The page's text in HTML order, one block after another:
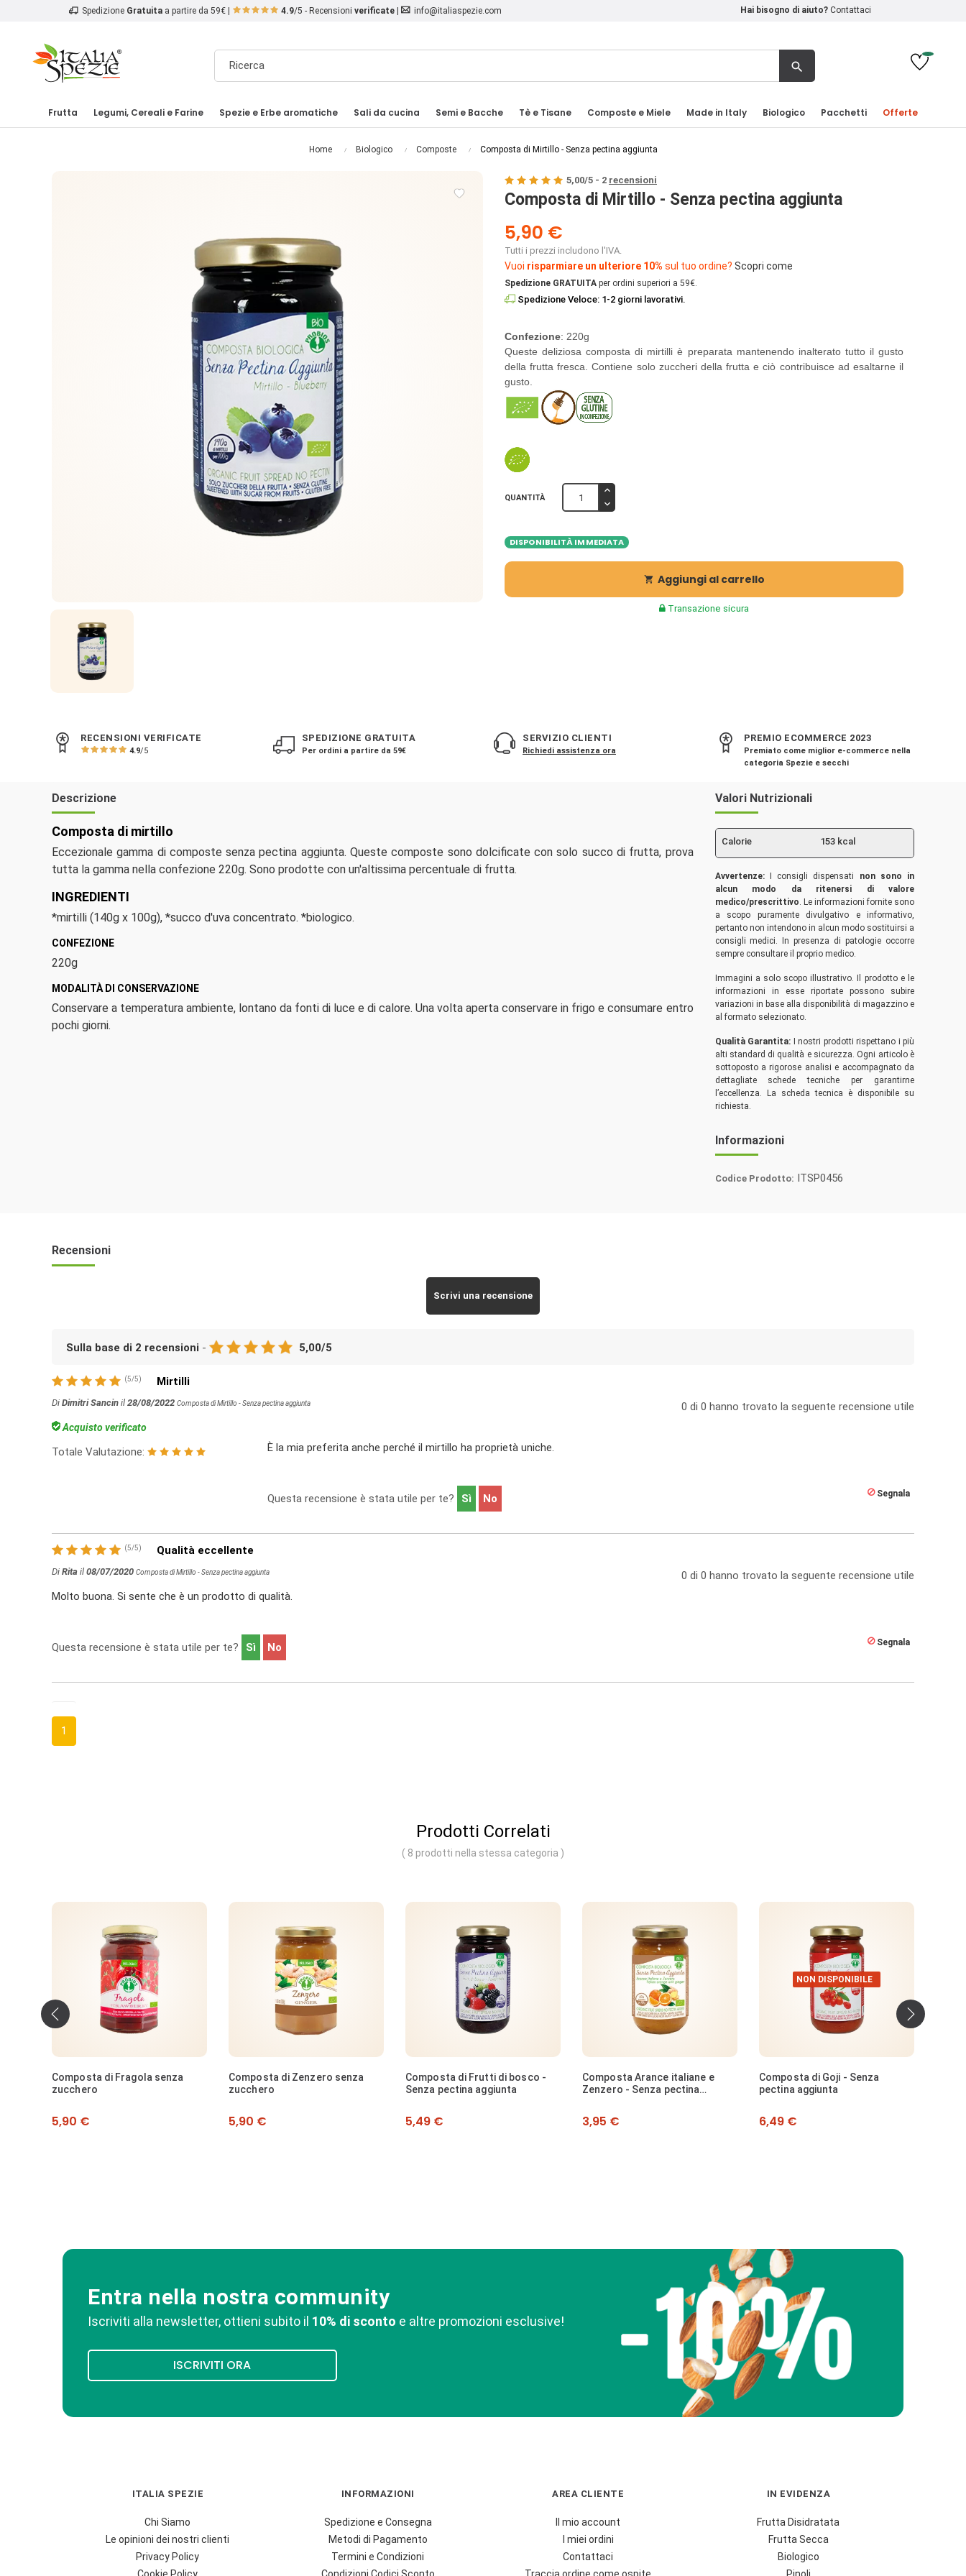
Spedizione Gratuita a partire da 59€ | 4.9/5 - Recensioni verificate info@italiaspezie.com Hai bisogno di aiuto? Contattaci
search
Frutta Legumi, Cereali e Farine Spezie e Erbe aromatiche Sali da cucina Semi e Bacche Tè e Tisane Composte e Miele Made in Italy Biologico Pacchetti Offerte
Home Biologico Composte Composta di Mirtillo - Senza pectina aggiunta

5,00/5 - 2 recensioni
Composta di Mirtillo - Senza pectina aggiunta
5,90 €
Tutti i prezzi includono l'IVA.
Vuoi risparmiare un ulteriore 10% sul tuo ordine? Scopri come
Spedizione GRATUITA per ordini superiori a 59€.
Spedizione Veloce: 1-2 giorni lavorativi.
Confezione: 220g
Queste deliziosa composta di mirtilli è preparata mantenendo inalterato tutto il gusto
della frutta fresca. Contiene solo zuccheri della frutta e ciò contribuisce ad esaltarne il
gusto.
QUANTITÀ
DISPONIBILITÀ IMMEDIATA
 Aggiungi al carrello
Transazione sicura
RECENSIONI VERIFICATE
4.9/5
SPEDIZIONE GRATUITA
Per ordini a partire da 59€
SERVIZIO CLIENTI
Richiedi assistenza ora
PREMIO ECOMMERCE 2023
Premiato come miglior e-commerce nella
categoria Spezie e secchi
Descrizione
Composta di mirtillo
Eccezionale gamma di composte senza pectina aggiunta. Queste composte sono dolcificate con solo succo di frutta, prova
tutta la gamma nella confezione 220g. Sono prodotte con un'altissima percentuale di frutta.
INGREDIENTI
*mirtilli (140g x 100g), *succo d'uva concentrato. *biologico.
CONFEZIONE
220g
MODALITÀ DI CONSERVAZIONE
Conservare a temperatura ambiente, lontano da fonti di luce e di calore. Una volta aperta conservare in frigo e consumare entro
pochi giorni.
Valori Nutrizionali
Calorie 153 kcal
Avvertenze:I consigli dispensati
non sono in
alcun modo da ritenersi di valore
medico/prescrittivo. Le informazioni fornite sono
a scopo puramente divulgativo e informativo,
pertanto non intendono in alcun modo sostituirsi a
consigli medici. In presenza di patologie occorre
sempre consultare il proprio medico.
Immagini a solo scopo illustrativo. Il prodotto e le
informazioni in esse riportate possono subire
variazioni in base alla disponibilità di magazzino e
al formato selezionato.
Qualità Garantita: I nostri prodotti rispettano i più
alti standard di qualità e sicurezza. Ogni articolo è
sottoposto a rigorose analisi e accompagnato da
dettagliate schede tecniche per garantirne
l’eccellenza. La scheda tecnica è disponibile su
richiesta.
Informazioni
Codice Prodotto: ITSP0456
Recensioni
Scrivi una recensione
Sulla base di 2 recensioni - 5,00/5
(5/5) Mirtilli
Di Dimitri Sancin il 28/08/2022 Composta di Mirtillo - Senza pectina aggiunta 0 di 0 hanno trovato la seguente recensione utile
Acquisto verificato
Totale Valutazione: È la mia preferita anche perché il mirtillo ha proprietà uniche.
Questa recensione è stata utile per te? Sì No Segnala
(5/5) Qualità eccellente
Di Rita il 08/07/2020 Composta di Mirtillo - Senza pectina aggiunta 0 di 0 hanno trovato la seguente recensione utile
Molto buona. Si sente che è un prodotto di qualità.
Questa recensione è stata utile per te? Sì No Segnala
1
Prodotti Correlati
( 8 prodotti nella stessa categoria )
Composta di Zenzero senza
zucchero
Prezzo
5,90 €
Composta di Frutti di bosco -
Senza pectina aggiunta
Prezzo
5,49 €
Composta Arance italiane e
Zenzero - Senza pectina
Prezzo
3,95 €
NON DISPONIBILE
Composta di Goji - Senza
pectina aggiunta
Prezzo
6,49 €
Composta di Ananas e Zenzero
senza zucchero
Prezzo
5,99 €
Entra nella nostra community
Iscriviti alla newsletter, ottieni subito il 10% di sconto e altre promozioni esclusive!
ISCRIVITI ORA
ITALIA SPEZIE
Chi Siamo
Le opinioni dei nostri clienti
Privacy Policy
INFORMAZIONI
Spedizione e Consegna
Metodi di Pagamento
Termini e Condizioni
AREA CLIENTE
Il mio account
I miei ordini
Contattaci
IN EVIDENZA
Frutta Disidratata
Frutta Secca
Biologico